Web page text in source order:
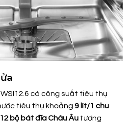
có công suất tiêu thụ
tiêu thụ khoảng 9 lít/1 chu
12 bộ bát đĩa Châu Âu tương